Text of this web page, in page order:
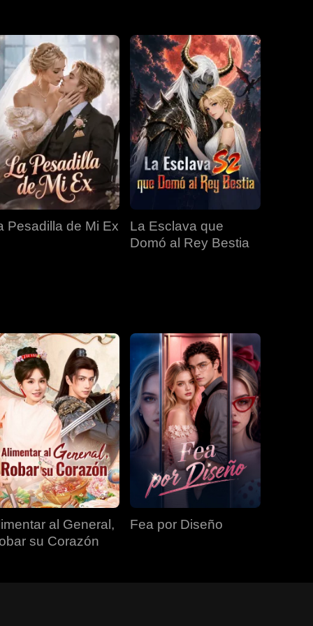
EP 34 EP 35 EP 36
EP 37 EP 38 EP 39
EP 40
Pesadilla de Mi Ex
La Esclava que
Domó al Rey Bestia
al General,
su Corazón
Fea por Diseño